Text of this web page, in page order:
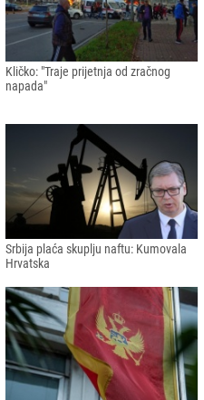
Kličko: "Traje prijetnja od zračnog
napada"
Srbija plaća skuplju naftu: Kumovala
Hrvatska